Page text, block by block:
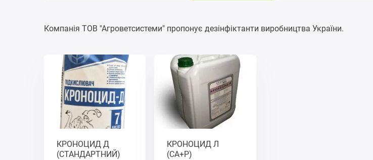
Компанія ТОВ "Агроветсистеми" пропонує дезінфіктанти виробництва України.
КРОНОЦИД Д
(СТАНДАРТНИЙ)
КРОНОЦИД Л
(СА+Р)